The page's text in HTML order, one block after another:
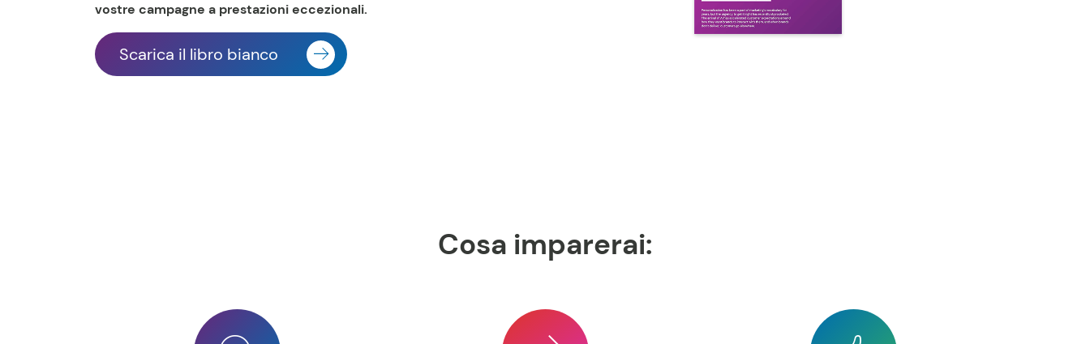
vostre campagne a prestazioni eccezionali.
Scarica il libro bianco
Cosa imparerai: